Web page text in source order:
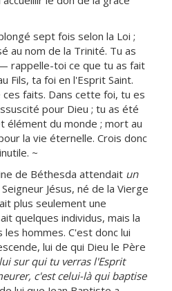
sept fois selon la Loi ;
au nom de la Trinité. Tu as
rappelle-toi ce que tu as fait
Fils, ta foi en l'Esprit Saint.
ces faits. Dans cette foi, tu es
pour Dieu ; tu as été
élément du monde ; mort au
la vie éternelle. Crois donc
~
de Béthesda attendait un
Jésus, né de la Vierge
plus seulement une
quelques individus, mais la
hommes. C'est donc lui
lui de qui Dieu le Père
sur qui tu verras l'Esprit
c'est celui-là qui baptise